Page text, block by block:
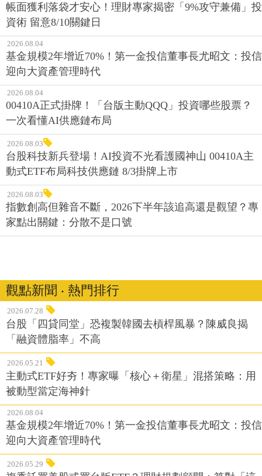
帳面獲利落袋才安心！理財專家揭密「9%攻守兼備」投
資術 留意8/10關鍵日
2026.08.04
基金規模2年增近70%！第一金投信董事長尤昭文：投信
迎向大資產管理時代
2026.08.04
00410A正式掛牌！「台版主動QQQ」投資哪些股票？
一次看懂AI供應鏈布局
2026.08.03
台股科技新兵登場！AI投資不光看護國神山 00410A主
動式ETF布局科技供應鏈 8/3掛牌上市
2026.08.03
指數創高但雜音不斷，2026下半年該追高還是觀望？專
家點出關鍵：分散不是口號
觀點新聞 ‧ 熱門排行
2026.07.28
台股「四貸同堂」恐複製韓國去槓桿風暴？陳威良揭
「融資體脂率」不高
2026.05.21
主動式ETF好夯！專家曝「核心＋衛星」混搭策略：用
被動型當定海神針
2026.08.04
基金規模2年增近70%！第一金投信董事長尤昭文：投信
迎向大資產管理時代
2026.05.29